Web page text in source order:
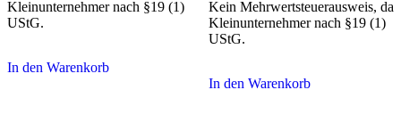
Kleinunternehmer nach §19 (1)
UStG.
In den Warenkorb
Kein Mehrwertsteuerausweis, da
Kleinunternehmer nach §19 (1)
UStG.
In den Warenkorb